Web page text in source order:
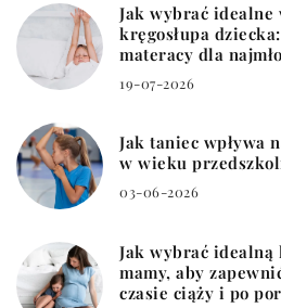
Jak wybrać idealne
kręgosłupa
materacy dla
19-07-2026
Jak taniec wpływa
w wieku
03-06-2026
Jak wybrać idealną
mamy, aby
czasie ciąży i po